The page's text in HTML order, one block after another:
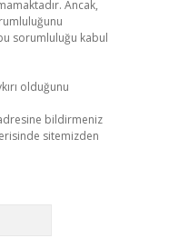
Ancak,
sorumluluğu kabul
olduğunu
bildirmeniz
sitemizden